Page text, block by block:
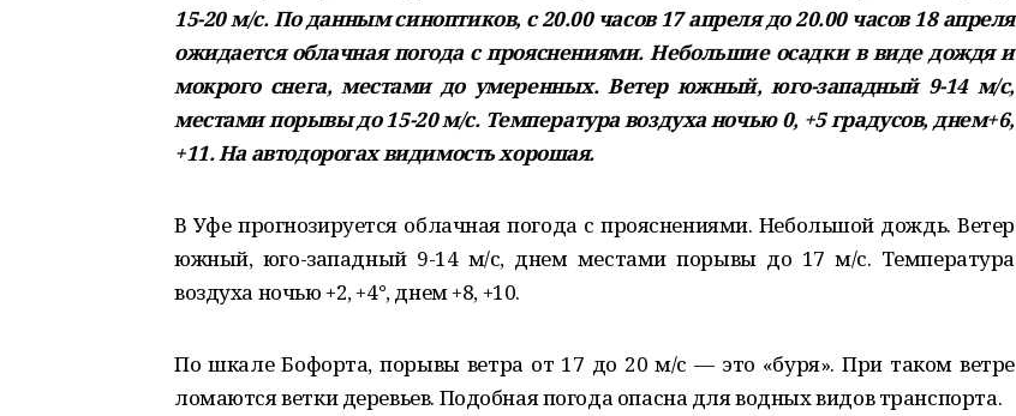
15-20 м/с. По данным синоптиков, с 20.00 часов 17 апреля до 20.00 часов 18 апреля
ожидается облачная погода с прояснениями. Небольшие осадки в виде дождя и
мокрого снега, местами до умеренных. Ветер южный, юго-западный 9-14 м/с,
местами порывы до 15-20 м/с. Температура воздуха ночью 0, +5 градусов, днем+6,
+11. На автодорогах видимость хорошая.
В Уфе прогнозируется облачная погода с прояснениями. Небольшой дождь. Ветер
южный, юго-западный 9-14 м/с, днем местами порывы до 17 м/с. Температура
воздуха ночью +2, +4°, днем +8, +10.
По шкале Бофорта, порывы ветра от 17 до 20 м/с — это «буря». При таком ветре
ломаются ветки деревьев. Подобная погода опасна для водных видов транспорта.